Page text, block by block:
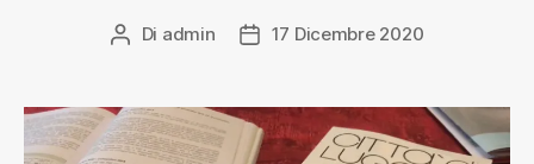
Di admin 17 Dicembre 2020